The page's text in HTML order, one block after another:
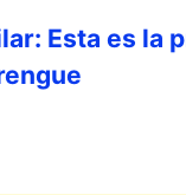
Esta es la